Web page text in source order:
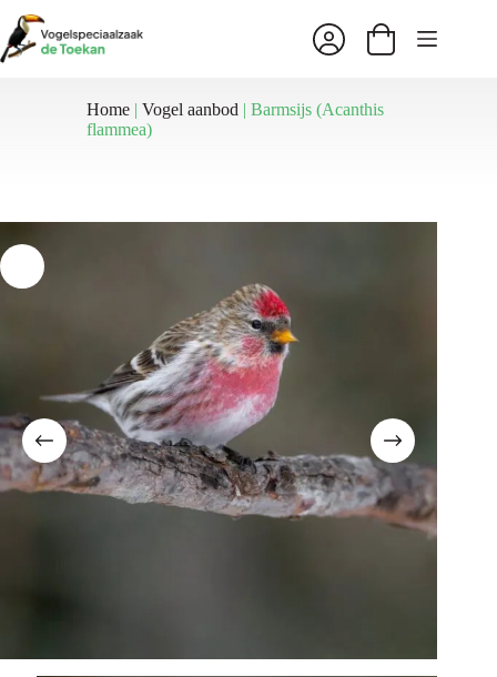
naar
de
inhoud
Winkelwagen
Home |Vogel aanbod |Barmsijs (Acanthis
flammea)